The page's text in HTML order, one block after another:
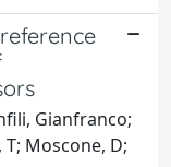
Gianfranco;
Moscone, D;